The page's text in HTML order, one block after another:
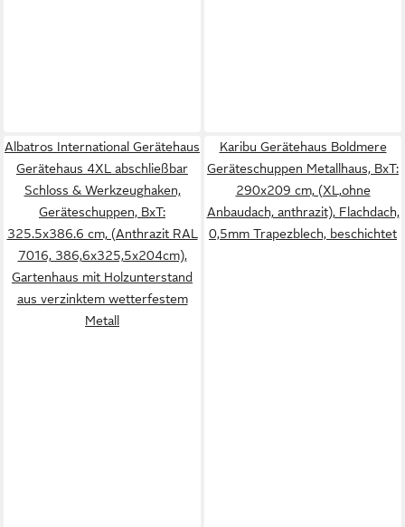
Albatros International Gerätehaus
Gerätehaus 4XL abschließbar
Schloss & Werkzeughaken,
Geräteschuppen, BxT:
325.5x386.6 cm, (Anthrazit RAL
7016, 386,6x325,5x204cm),
Gartenhaus mit Holzunterstand
aus verzinktem wetterfestem
Metall
Karibu Gerätehaus Boldmere
Geräteschuppen Metallhaus, BxT:
290x209 cm, (XL,ohne
Anbaudach, anthrazit), Flachdach,
0,5mm Trapezblech, beschichtet